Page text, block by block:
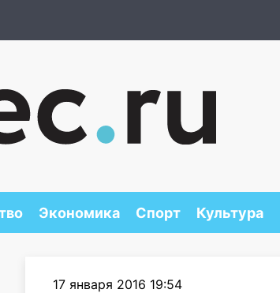
Экономика Спорт Культура
17 января 2016 19:54